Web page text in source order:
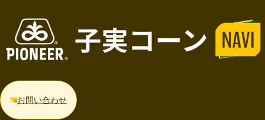
お問い合わせ